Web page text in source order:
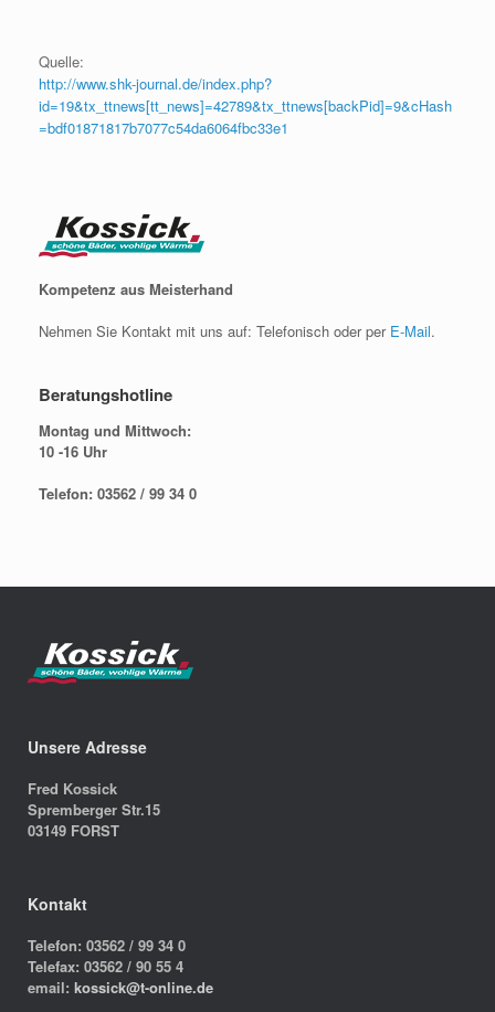
Quelle:
http://www.shk-journal.de/index.php?
id=19&tx_ttnews[tt_news]=42789&tx_ttnews[backPid]=9&cHash
=bdf01871817b7077c54da6064fbc33e1
Kompetenz aus Meisterhand
Nehmen Sie Kontakt mit uns auf: Telefonisch oder per E-Mail.
Beratungshotline
Montag und Mittwoch:
10 -16 Uhr
Telefon: 03562 / 99 34 0
Unsere Adresse
Fred Kossick
Spremberger Str.15
03149 FORST
Kontakt
Telefon: 03562 / 99 34 0
Telefax: 03562 / 90 55 4
email: kossick@t-online.de